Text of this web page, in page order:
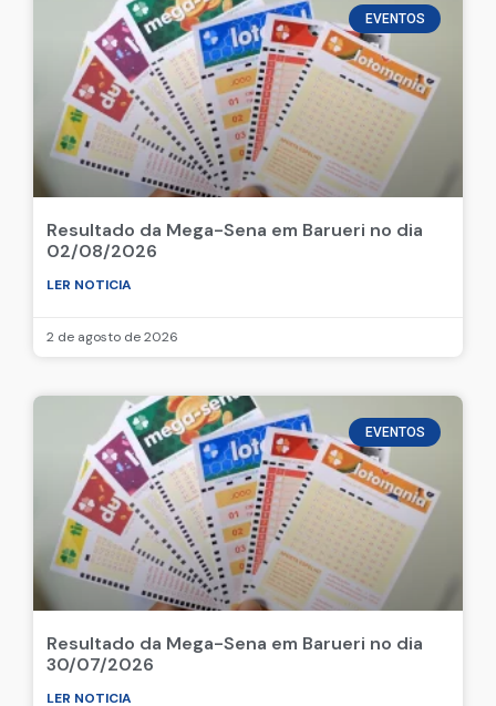
EVENTOS
Resultado da Mega-Sena em Barueri no dia
02/08/2026
LER NOTICIA
2 de agosto de 2026
EVENTOS
Resultado da Mega-Sena em Barueri no dia
30/07/2026
LER NOTICIA